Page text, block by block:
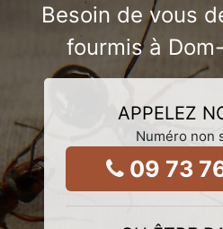
Besoin de vous
fourmis à
APPELEZ
Numéro non
09 73